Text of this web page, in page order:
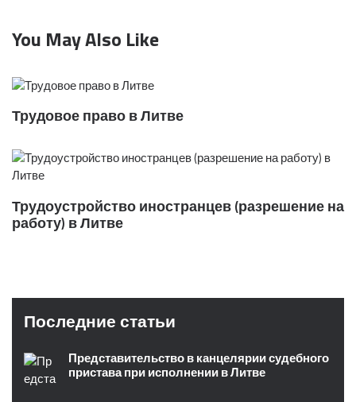
You May Also Like
Трудовое право в Литве
Трудоустройство иностранцев (разрешение на
работу) в Литве
Последние статьи
Представительство в канцелярии судебного
пристава при исполнении в Литве